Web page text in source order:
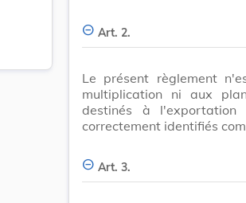
Art. 2.
Le présent règlement
multiplication ni aux
destinés à
correctement identifiés
Art. 3.